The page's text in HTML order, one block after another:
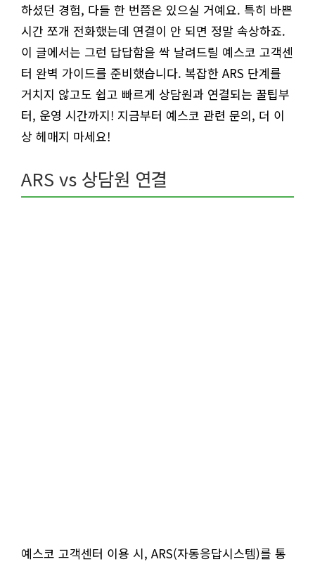
하셨던 경험, 다들 한 번쯤은 있으실 거예요. 특히 바쁜
시간 쪼개 전화했는데 연결이 안 되면 정말 속상하죠.
이 글에서는 그런 답답함을 싹 날려드릴 예스코 고객센
터 완벽 가이드를 준비했습니다. 복잡한 ARS 단계를
거치지 않고도 쉽고 빠르게 상담원과 연결되는 꿀팁부
터, 운영 시간까지! 지금부터 예스코 관련 문의, 더 이
상 헤매지 마세요!
ARS vs 상담원 연결
예스코 고객센터 이용 시, ARS(자동응답시스템)를 통